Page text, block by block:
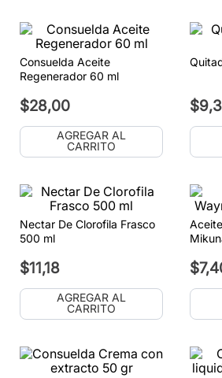
Consuelda Aceite
Regenerador 60 ml
$28,00
AGREGAR AL
CARRITO
$9,
Nectar De Clorofila Frasco
500 ml
$11,18
AGREGAR AL
CARRITO
$7,